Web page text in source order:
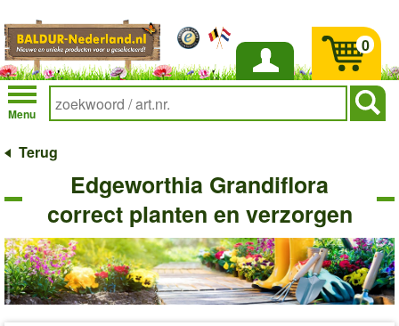
Inloggen
Menu
0
Terug
Edgeworthia Grandiflora
correct planten en verzorgen